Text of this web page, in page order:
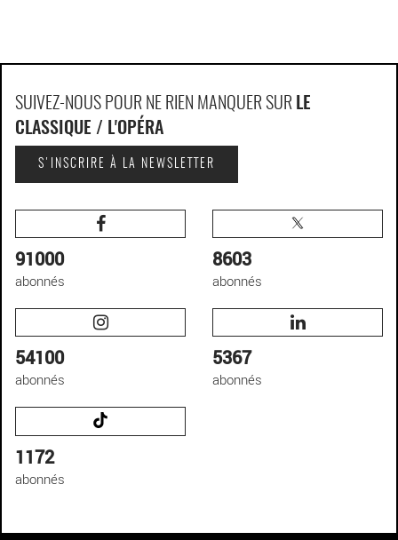
SUIVEZ-NOUS POUR NE RIEN MANQUER SUR LE
CLASSIQUE / L'OPÉRA
S'INSCRIRE À LA NEWSLETTER
91000
abonnés
8603
abonnés
54100
abonnés
5367
abonnés
1172
abonnés